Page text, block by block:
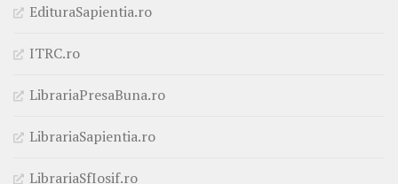
EdituraSapientia.ro
ITRC.ro
LibrariaPresaBuna.ro
LibrariaSapientia.ro
LibrariaSfIosif.ro